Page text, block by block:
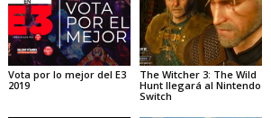
Vota por lo mejor del E3
2019
The Witcher 3: The Wild
Hunt llegará al Nintendo
Switch